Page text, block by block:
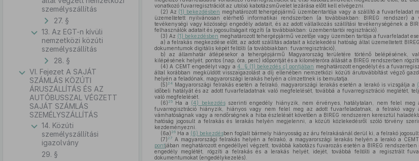
személyszállítás
27. §
13. Az EGT-n kívüli
nemzetközi közúti
személyszállítás
28. §
VI. Fejezet A SAJÁT
SZÁMLÁS KÖZÚTI
ÁRUSZÁLLÍTÁS ÉS AZ
AUTÓBUSSZAL VÉGZETT
SAJÁT SZÁMLÁS
SZEMÉLYSZÁLLÍTÁS
14. Közúti
személyszállítási
igazolvány
29. §
vonatkozó fuvarregisztrációt az utolsó kabotázsművelet lezárása előtt kell elvégezni.
(2) Az (1) bekezdésben meghatározott tehergépjármű üzembentartója vagy a szállító a fuvarfeladat
üzemeltetett nyilvánosan elérhető informatikai rendszerben (a továbbiakban: BIREG rendszer)
tevékenységi vagy közösségi engedély adatait, és az adott vállalkozás szállítási tevékenységének a
felhasználók adatait és jogosultságait rögzíti (a továbbiakban: üzembentartói regisztráció).
(3) Az (1) bekezdésben meghatározott tehergépjármű vezetője vagy üzemben tartója a fuvarfeladat
a) a felrakás megkezdése előtt, az adott szállítás adatait a közlekedési hatóság által üzemeltetett
dokumentumok digitális képét feltölti (a továbbiakban: fuvarregisztráció),
b) az államhatár átlépésekor a tehergépjármű Magyarország területére történő belépésének,
kilépésének helyét, pontos (nap, óra, perc) időpontját és a kilométeróra állását a BIREG rendszerben
(4) A CEMT engedélyt vagy a4. § (1) bekezdés c) pontjában meghatározott engedélyt és a
által korábban megküldött visszaigazolást a díj ellenében nemzetközi közúti árutovábbítást végző
helyén a feladónak, magyarországi lerakás helyén a címzettnek is bemutatja.
(5) 24Magyarországi felrakás esetén a felrakó, magyarországi lerakás esetén a lerakó is vizsgálja a
időbeli hatályát és az adott fuvarfeladatnak való megfelelését, továbbá a fuvarregisztráció meglétét,
való megfelelését.
(6) 25Ha a (4) bekezdésszerinti engedély hiányzik, nem érvényes, hatálytalan, nem felel meg
fuvarregisztráció hiányzik, hiányos vagy nem felel meg az adott fuvarfeladatnak, a felrakó vagy
vámhatóságnak vagy a rendőrségnek a hiba észlelését követően a BIREG rendszeren keresztül
hatóság jogosult a felrakás és lerakás helyén megjelenni, a közúti közlekedésről szóló törvény
kezdeményezni.
(6a) 26Ha a (6) bekezdésben foglalt bármely hiányosság az áru felrakásánál derül ki, a felrakó
(7) 27A magyarországi felrakás helyén a felrakó, a magyarországi lerakás helyén a lerakó a
pontjában meghatározott engedéllyel végzett, továbbá kabotázs fuvarozás esetén a BIREG
engedély meglétét, rögzíti a felrakás és a lerakás helyét, idejét, továbbá feltölti a regisztrált
dokumentumokat (engedélykezelés).